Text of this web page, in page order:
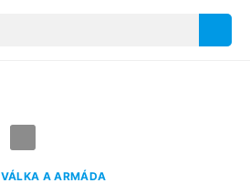
VÁLKA A ARMÁDA